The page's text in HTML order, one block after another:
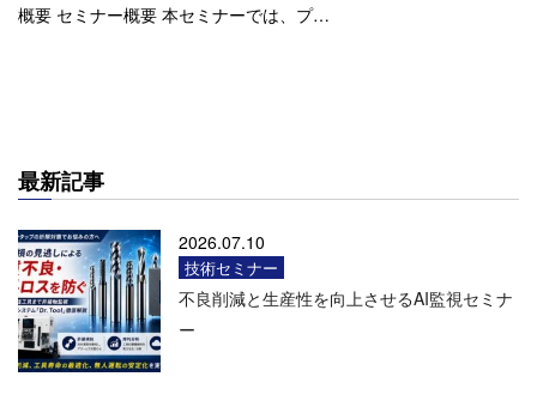
概要 セミナー概要 本セミナーでは、プ…
最新記事
2026.07.10
技術セミナー
不良削減と生産性を向上させるAI監視セミナ
ー